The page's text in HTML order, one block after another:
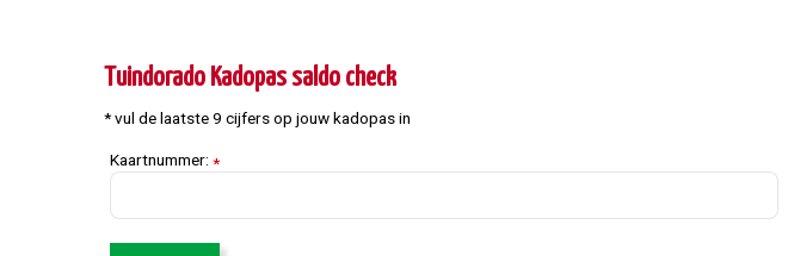
Tuindorado Kadopas saldo check
* vul de laatste 9 cijfers op jouw kadopas in
Kaartnummer: *